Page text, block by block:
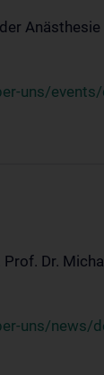
uns/
Dr.
uns/news/